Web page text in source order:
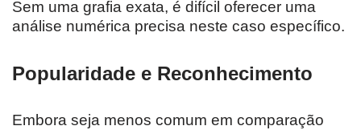
Sem uma grafia exata, é difícil oferecer uma
análise numérica precisa neste caso específico.
Popularidade e Reconhecimento
Embora seja menos comum em comparação